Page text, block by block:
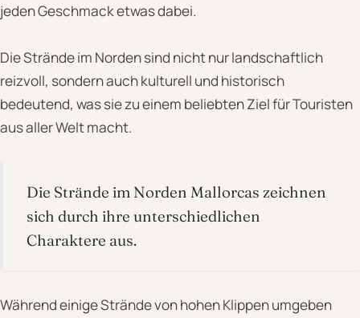
jeden Geschmack etwas dabei.
Die Strände im Norden sind nicht nur landschaftlich
reizvoll, sondern auch kulturell und historisch
bedeutend, was sie zu einem beliebten Ziel für Touristen
aus aller Welt macht.
Die Strände im Norden Mallorcas zeichnen
sich durch ihre unterschiedlichen
Charaktere aus.
Während einige Strände von hohen Klippen umgeben